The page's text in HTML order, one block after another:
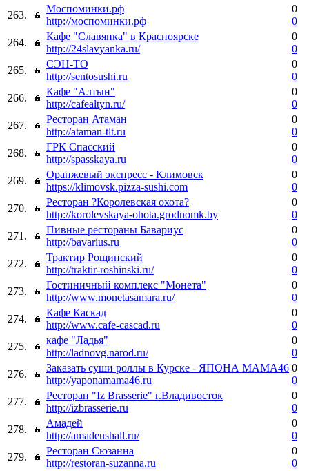
263.
Моспоминки.рф
http://моспоминки.рф
0
0
264.
Кафе "Славянка" в Красноярске
http://24slavyanka.ru/
0
0
265.
СЭН-ТО
http://sentosushi.ru
0
0
266.
Кафе "Алтын"
http://cafealtyn.ru/
0
0
267.
Ресторан Атаман
http://ataman-tlt.ru
0
0
268.
ГРК Спасский
http://spasskaya.ru
0
0
269.
Оранжевый экспресс - Климовск
https://klimovsk.pizza-sushi.com
0
0
270.
Ресторан ?Королевская охота?
http://korolevskaya-ohota.grodnomk.by
0
0
271.
Пивные рестораны Бавариус
http://bavarius.ru
0
0
272.
Трактир Рощинский
http://traktir-roshinski.ru/
0
0
273.
Гостиничный комплекс "Монета"
http://www.monetasamara.ru/
0
0
274.
Кафе Каскад
http://www.cafe-cascad.ru
0
0
275.
кафе "Ладья"
http://ladnovg.narod.ru/
0
0
276.
Заказать суши роллы в Курске - ЯПОНА МАМА46
http://yaponamama46.ru
0
0
277.
Ресторан "Iz Brasserie" г.Владивосток
http://izbrasserie.ru
0
0
278.
Амадей
http://amadeushall.ru/
0
0
279.
Ресторан Сюзанна
http://restoran-suzanna.ru
0
0